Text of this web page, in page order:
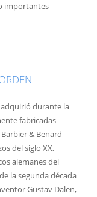
importantes
durante la
fabricadas
& Benard
del siglo XX,
alemanes del
la segunda década
Gustav Dalen,